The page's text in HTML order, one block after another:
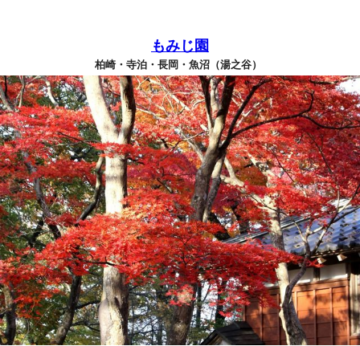
もみじ園
柏崎・寺泊・長岡・魚沼（湯之谷）